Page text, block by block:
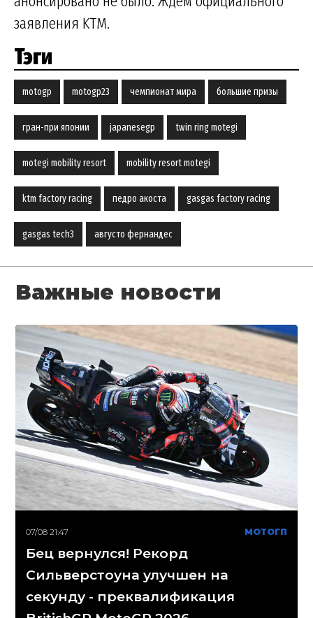
заявления KTM.
Тэги
motogp motogp23 чемпионат мира большие призы
гран-при японии japanesegp twin ring motegi
motegi mobility resort mobility resort motegi
ktm factory racing педро акоста gasgas factory racing
gasgas tech3 августо фернандес
Важные новости
07/08 21:47 МОТОГП
Бец вернулся! Рекорд
Сильверстоуна улучшен на
секунду - преквалификация